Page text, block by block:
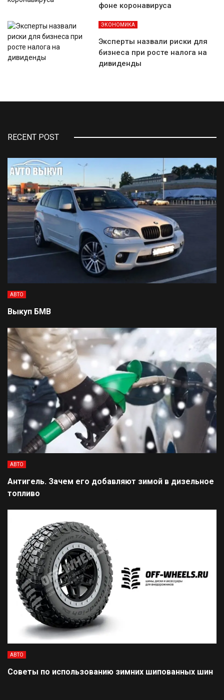
фоне коронавируса
ЭКОНОМИКА
Эксперты назвали риски для
бизнеса при росте налога на
дивиденды
RECENT POST
АВТО
Выкуп БМВ
АВТО
Антигель. Зачем его добавляют зимой в дизельное
топливо
АВТО
Советы по использованию зимних шипованных шин